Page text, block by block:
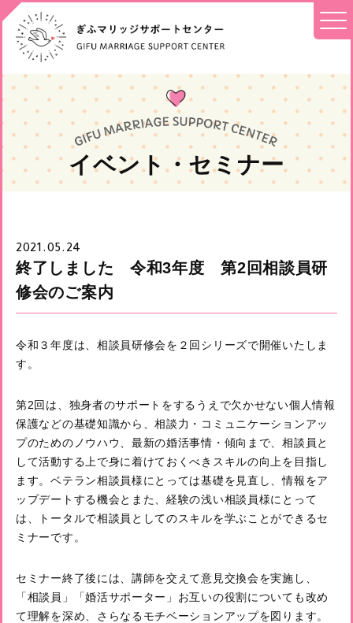
イベント・セミナー
2021.05.24
終了しました 令和3年度 第2回相談員研
修会のご案内
令和３年度は、相談員研修会を２回シリーズで開催いたしま
す。
第2回は、独身者のサポートをするうえで欠かせない個人情報
保護などの基礎知識から、相談力・コミュニケーションアッ
プのためのノウハウ、最新の婚活事情・傾向まで、相談員と
して活動する上で身に着けておくべきスキルの向上を目指し
ます。ベテラン相談員様にとっては基礎を見直し、情報をア
ップデートする機会とまた、経験の浅い相談員様にとって
は、トータルで相談員としてのスキルを学ぶことができるセ
ミナーです。
セミナー終了後には、講師を交えて意見交換会を実施し、
「相談員」「婚活サポーター」お互いの役割についても改め
て理解を深め、さらなるモチベーションアップを図ります。